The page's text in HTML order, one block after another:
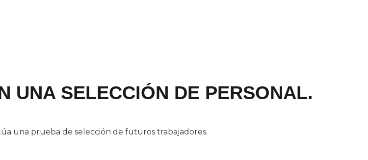
UNA SELECCIÓN DE PERSONAL.
una prueba de selección de futuros trabajadores.